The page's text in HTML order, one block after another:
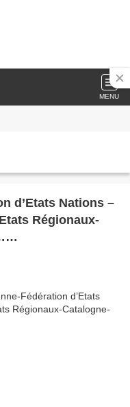
MENU
d’Etats Nations –
Régionaux-